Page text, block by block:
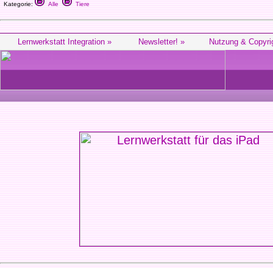
Kategorie: Alle Tiere
Lernwerkstatt Integration » Newsletter! » Nutzung &